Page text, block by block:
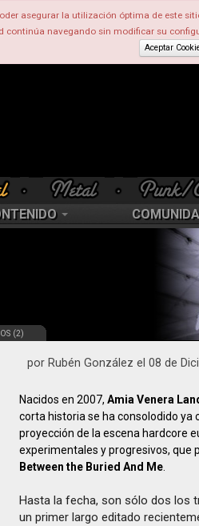
asegurar la utilización óptima de este
continúa navegando sin modificar su
Aceptar
(2)
por Rubén González el 08 de
Nacidos en 2007,Amia Venera
corta historia se ha consolodido
proyección de la escena hardcore
experimentales y progresivos, que
Between the Buried And Me
Hasta la fecha, son sólo dos los
un primer largo editado